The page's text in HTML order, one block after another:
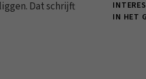
Dat schrijft
IN HET